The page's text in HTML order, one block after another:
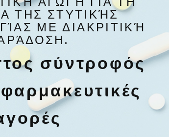
ΤΗΣ ΣΤΥΤΙΚΉΣ
ΜΕ ΔΙΑΚΡΙΤΙΚΉ
σύντροφός